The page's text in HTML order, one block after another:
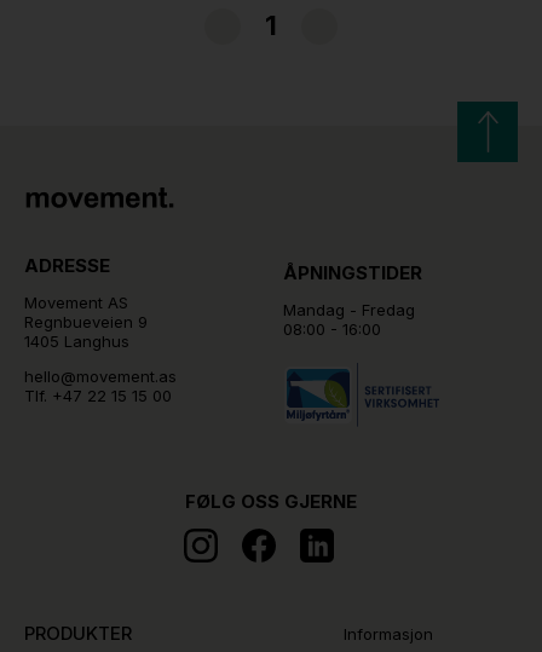
1
ADRESSE
Movement AS
Regnbueveien 9
1405 Langhus
hello@movement.as
Tlf. +47 22 15 15 00
ÅPNINGSTIDER
Mandag - Fredag
08:00 - 16:00
PRODUKTER Informasjon
FØLG OSS GJERNE